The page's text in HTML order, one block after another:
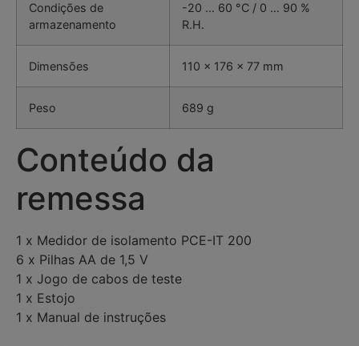
Condições de
armazenamento
-20 … 60 °C / 0 … 90 %
R.H.
Dimensões 110 x 176 x 77 mm
Peso 689 g
Conteúdo da
remessa
1 x Medidor de isolamento PCE-IT 200
6 x Pilhas AA de 1,5 V
1 x Jogo de cabos de teste
1 x Estojo
1 x Manual de instruções